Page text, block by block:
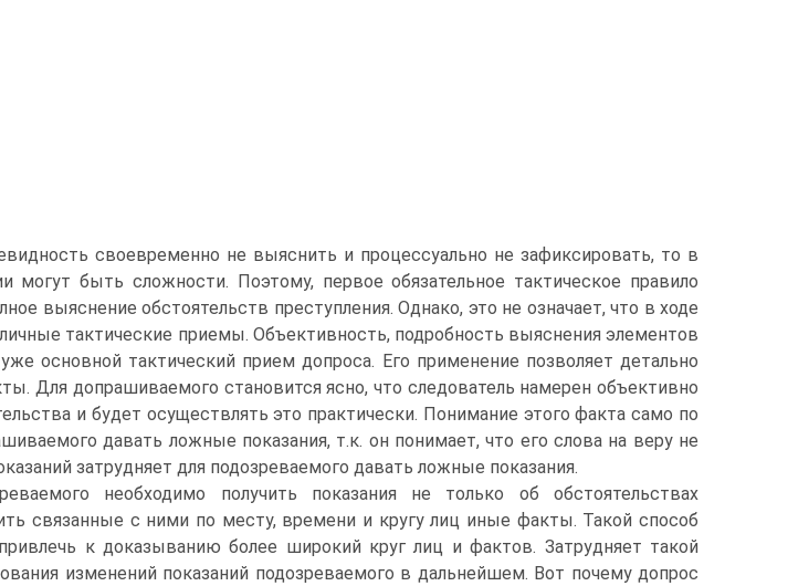
своевременно не выяснить и процессуально не зафиксировать, то в
могут быть сложности. Поэтому, первое обязательное тактическое правило
выяснение обстоятельств преступления. Однако, это не означает, что в ходе
тактические приемы. Объективность, подробность выяснения элементов
основной тактический прием допроса. Его применение позволяет детально
Для допрашиваемого становится ясно, что следователь намерен объективно
и будет осуществлять это практически. Понимание этого факта само по
давать ложные показания, т.к. он понимает, что его слова на веру не
затрудняет для подозреваемого давать ложные показания.
необходимо получить показания не только об обстоятельствах
связанные с ними по месту, времени и кругу лиц иные факты. Такой способ
к доказыванию более широкий круг лиц и фактов. Затрудняет такой
изменений показаний подозреваемого в дальнейшем. Вот почему допрос